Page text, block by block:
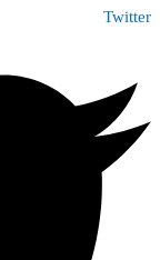
Twitter